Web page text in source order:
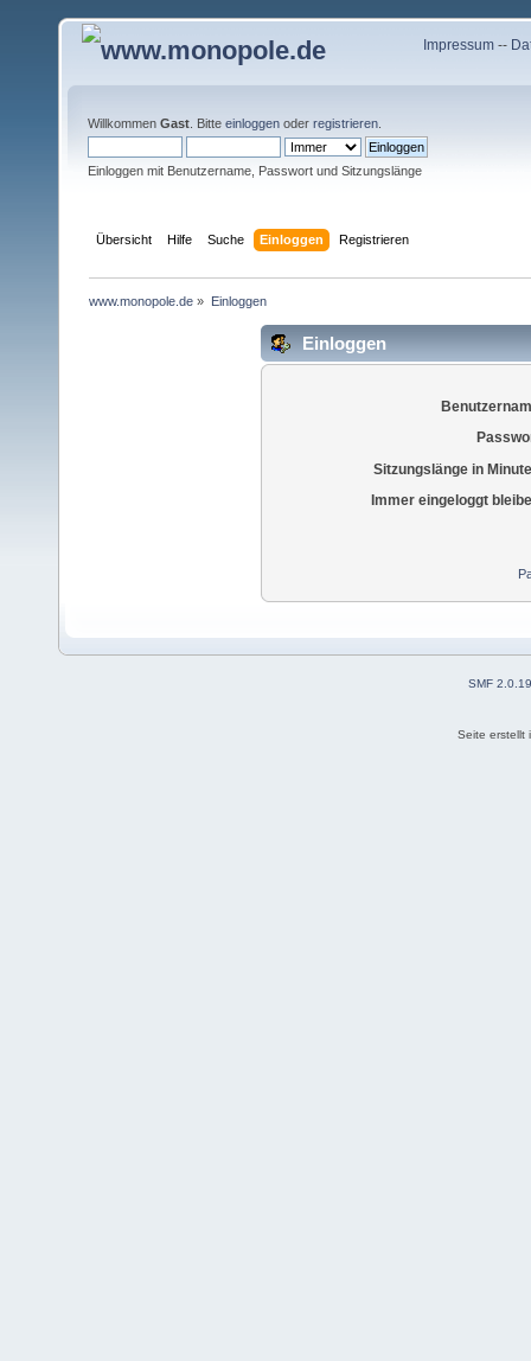
Impressum--
Willkommen Gast . Bitte einloggen oder registrieren
Einloggen mit Benutzername, Passwort und Sitzungslänge
Übersicht Hilfe Suche Einloggen Registrieren
www.monopole.de » Einloggen
Einloggen
Sitzungslänge in
Immer eingeloggt
SMF 2.0.19
Seite erstellt